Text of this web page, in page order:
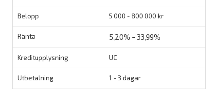
5 000 - 800 000 kr
5,20% - 33,99%
UC
1 - 3 dagar